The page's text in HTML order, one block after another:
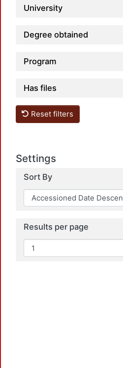
University
Degree obtained
Program
Has files
Reset filters
Settings
Sort By
Results per page